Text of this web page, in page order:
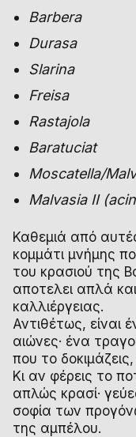
Barbera
Durasa
Slarina
Freisa
Rastajola
Baratuciat
Moscatella/
Malvasia II
Καθεμιά από αυτές
κομμάτι μνήμης
του κρασιού της
αποτελει απλά
καλλιέργειας.
Αντιθέτως, είναι
αιώνες· ένα
που το
Κι αν φέρεις το
απλώς κρασί·
σοφία των
της αμπέλου.